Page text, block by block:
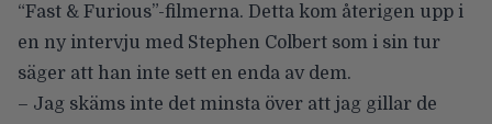
“Fast & Furious”-filmerna. Detta kom återigen upp i
en ny intervju med Stephen Colbert som i sin tur
säger att han inte sett en enda av dem.
– Jag skäms inte det minsta över att jag gillar de